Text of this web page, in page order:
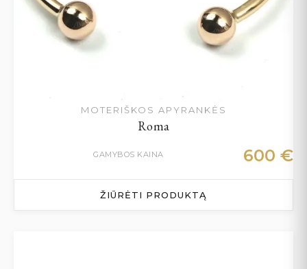
MOTERIŠKOS APYRANKĖS
Roma
GAMYBOS KAINA 600 €
ŽIŪRĖTI PRODUKTĄ